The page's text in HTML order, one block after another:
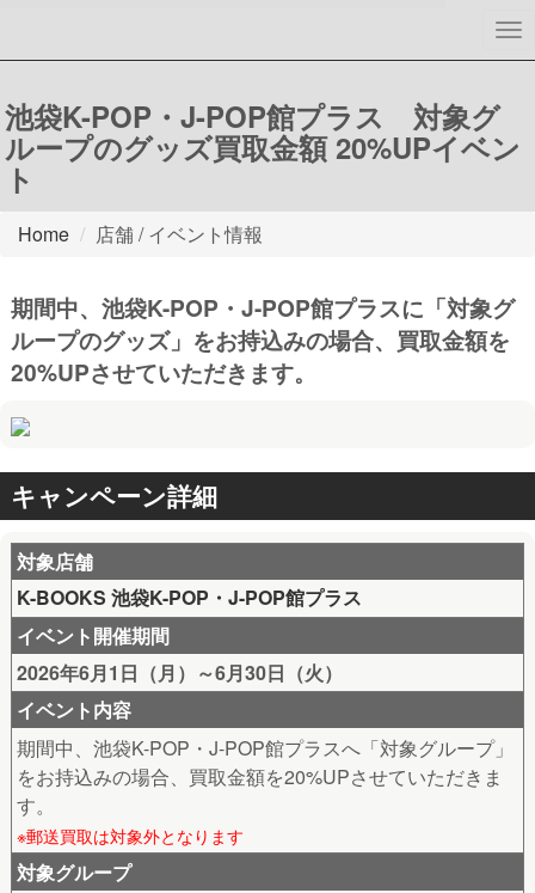
池袋K-POP・J-POP館プラス 対象グ
ループのグッズ買取金額 20%UPイベン
ト
Home 店舗 / イベント情報
期間中、池袋K-POP・J-POP館プラスに「対象グ
ループのグッズ」をお持込みの場合、買取金額を
20%UPさせていただきます。
キャンペーン詳細
対象店舗
K-BOOKS 池袋K-POP・J-POP館プラス
イベント開催期間
2026年6月1日（月）～6月30日（火）
イベント内容
期間中、池袋K-POP・J-POP館プラスへ「対象グループ」
をお持込みの場合、買取金額を20%UPさせていただきま
す。
※郵送買取は対象外となります
対象グループ